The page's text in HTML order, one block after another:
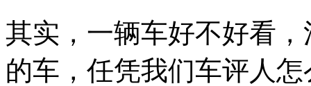
其实，一辆车好不好看
的车，任凭我们车评人